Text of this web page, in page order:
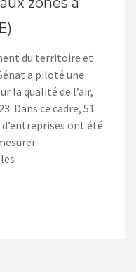
du territoire et
a piloté une
la qualité de l’air,
Dans ce cadre, 51
ont été